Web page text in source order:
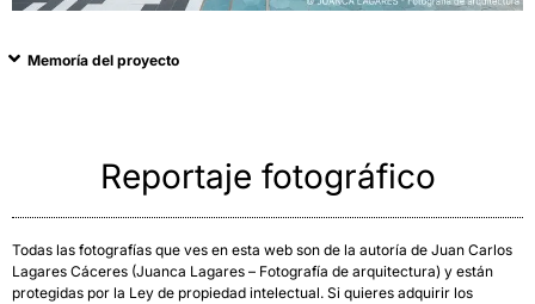
Memoría del proyecto
Reportaje fotográfico
Todas las fotografías que ves en esta web son de la autoría de Juan Carlos
Lagares Cáceres (Juanca Lagares – Fotografía de arquitectura) y están
protegidas por la Ley de propiedad intelectual. Si quieres adquirir los